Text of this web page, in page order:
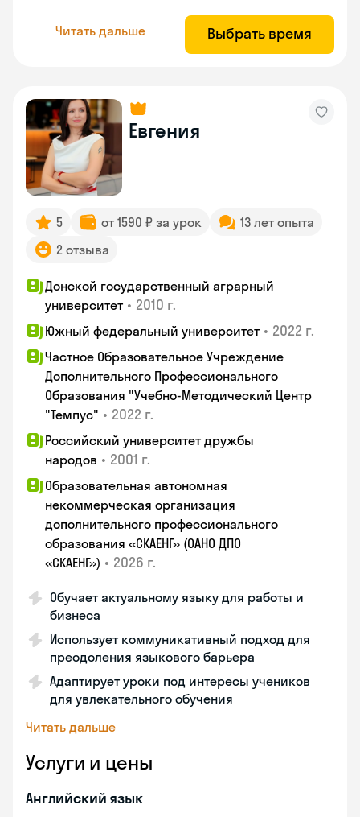
Читать дальше Выбрать время
Евгения
5 от 1590 ₽ за урок
13 лет опыта
2 отзыва
Донской государственный аграрный
университет • 2010 г.
Южный федеральный университет • 2022 г.
Частное Образовательное Учреждение
Дополнительного Профессионального
Образования "Учебно-Методический Центр
"Темпус" • 2022 г.
Российский университет дружбы
народов • 2001 г.
Образовательная автономная
некоммерческая организация
дополнительного профессионального
образования «СКАЕНГ» (ОАНО ДПО
«СКАЕНГ») • 2026 г.
Обучает актуальному языку для работы и
бизнеса
Использует коммуникативный подход для
преодоления языкового барьера
Адаптирует уроки под интересы учеников
для увлекательного обучения
Читать дальше
Услуги и цены
Английский язык